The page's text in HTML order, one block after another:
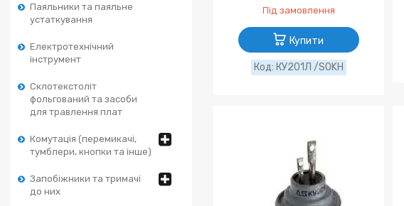
Паяльники та паяльне
устаткування
Електротехнічний
інструмент
Склотекстоліт
фольгований та засоби
для травлення плат
Комутація (перемикачі,
тумблери, кнопки та інше)
Запобіжники та тримачі
до них
Під замовлення
Купити
КУ201Л /SOKH